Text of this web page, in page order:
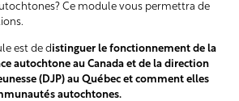
Ce module vous permettra de
est de distinguer le fonctionnement de la
autochtone au Canada et de la direction
(DJP) au Québec et comment elles
autochtones.